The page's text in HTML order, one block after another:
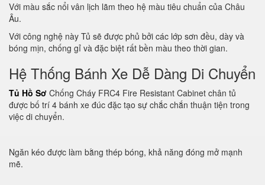
Với màu sắc nổi vân lịch lãm theo hệ màu tiêu chuẩn của Châu
Âu.
Với công nghệ này Tủ sẽ được phủ bởi các lớp sơn đều, dày và
bóng mịn, chống gỉ và đặc biệt rất bền màu theo thời gian.
Hệ Thống Bánh Xe Dễ Dàng Di Chuyển
Tủ Hồ Sơ Chống Cháy FRC4 Fire Resistant Cabinet chân tủ
được bố trí 4 bánh xe đúc đặc tạo sự chắc chắn thuận tiện trong
việc di chuyển.
Ngăn kéo được làm bằng thép bóng, khả năng đóng mở mạnh
mẽ.